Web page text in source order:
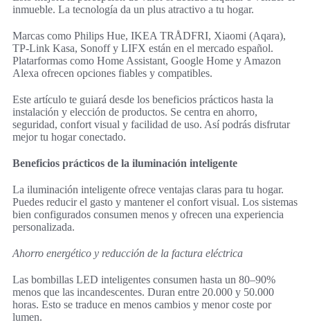
inmueble. La tecnología da un plus atractivo a tu hogar.
Marcas como Philips Hue, IKEA TRÅDFRI, Xiaomi (Aqara),
TP-Link Kasa, Sonoff y LIFX están en el mercado español.
Platarformas como Home Assistant, Google Home y Amazon
Alexa ofrecen opciones fiables y compatibles.
Este artículo te guiará desde los beneficios prácticos hasta la
instalación y elección de productos. Se centra en ahorro,
seguridad, confort visual y facilidad de uso. Así podrás disfrutar
mejor tu hogar conectado.
Beneficios prácticos de la iluminación inteligente
La iluminación inteligente ofrece ventajas claras para tu hogar.
Puedes reducir el gasto y mantener el confort visual. Los sistemas
bien configurados consumen menos y ofrecen una experiencia
personalizada.
Ahorro energético y reducción de la factura eléctrica
Las bombillas LED inteligentes consumen hasta un 80–90%
menos que las incandescentes. Duran entre 20.000 y 50.000
horas. Esto se traduce en menos cambios y menor coste por
lumen.